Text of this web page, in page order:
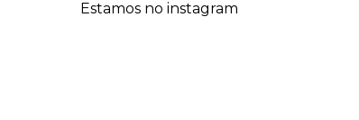
Estamos no instagram